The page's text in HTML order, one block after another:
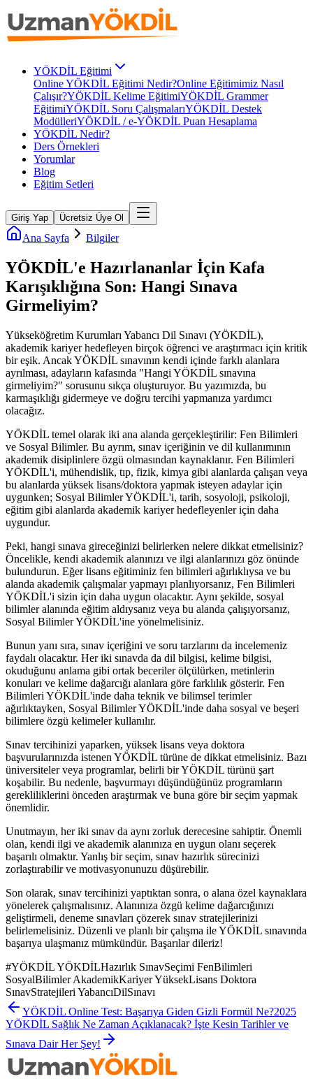
YÖKDİL Eğitimi
Online YÖKDİL Eğitimi Nedir?Online Eğitimimiz Nasıl
Çalışır?YÖKDİL Kelime EğitimiYÖKDİL Grammer
EğitimiYÖKDİL Soru ÇalışmalarıYÖKDİL Destek
ModülleriYÖKDİL / e-YÖKDİL Puan Hesaplama
YÖKDİL Nedir?
Ders Örnekleri
Yorumlar
Blog
Eğitim Setleri
Giriş Yap Ücretsiz Üye Ol
Ana Sayfa Bilgiler
YÖKDİL'e Hazırlananlar İçin Kafa
Karışıklığına Son: Hangi Sınava
Girmeliyim?
Yükseköğretim Kurumları Yabancı Dil Sınavı (YÖKDİL),
akademik kariyer hedefleyen birçok öğrenci ve araştırmacı için kritik
bir eşik. Ancak YÖKDİL sınavının kendi içinde farklı alanlara
ayrılması, adayların kafasında "Hangi YÖKDİL sınavına
girmeliyim?" sorusunu sıkça oluşturuyor. Bu yazımızda, bu
karmaşıklığı gidermeye ve doğru tercihi yapmanıza yardımcı
olacağız.
YÖKDİL temel olarak iki ana alanda gerçekleştirilir: Fen Bilimleri
ve Sosyal Bilimler. Bu ayrım, sınav içeriğinin ve dil kullanımının
akademik disiplinlere özgü olmasından kaynaklanır. Fen Bilimleri
YÖKDİL'i, mühendislik, tıp, fizik, kimya gibi alanlarda çalışan veya
bu alanlarda yüksek lisans/doktora yapmak isteyen adaylar için
uygunken; Sosyal Bilimler YÖKDİL'i, tarih, sosyoloji, psikoloji,
eğitim gibi alanlarda akademik kariyer hedefleyenler için daha
uygundur.
Peki, hangi sınava gireceğinizi belirlerken nelere dikkat etmelisiniz?
Öncelikle, kendi akademik alanınızı ve ilgi alanlarınızı göz önünde
bulundurun. Eğer lisans eğitiminiz fen bilimleri ağırlıklıysa ve bu
alanda akademik çalışmalar yapmayı planlıyorsanız, Fen Bilimleri
YÖKDİL'i sizin için daha uygun olacaktır. Aynı şekilde, sosyal
bilimler alanında eğitim aldıysanız veya bu alanda çalışıyorsanız,
Sosyal Bilimler YÖKDİL'ine yönelmelisiniz.
Bunun yanı sıra, sınav içeriğini ve soru tarzlarını da incelemeniz
faydalı olacaktır. Her iki sınavda da dil bilgisi, kelime bilgisi,
okuduğunu anlama gibi ortak beceriler ölçülürken, metinlerin
konuları ve kelime dağarcığı alanlara göre farklılık gösterir. Fen
Bilimleri YÖKDİL'inde daha teknik ve bilimsel terimler
ağırlıktayken, Sosyal Bilimler YÖKDİL'inde daha sosyal ve beşeri
bilimlere özgü kelimeler kullanılır.
Sınav tercihinizi yaparken, yüksek lisans veya doktora
başvurularınızda istenen YÖKDİL türüne de dikkat etmelisiniz. Bazı
üniversiteler veya programlar, belirli bir YÖKDİL türünü şart
koşabilir. Bu nedenle, başvurmayı düşündüğünüz programların
gerekliliklerini önceden araştırmak ve buna göre bir seçim yapmak
önemlidir.
Unutmayın, her iki sınav da aynı zorluk derecesine sahiptir. Önemli
olan, kendi ilgi ve akademik alanınıza en uygun olanı seçerek
başarılı olmaktır. Yanlış bir seçim, sınav hazırlık sürecinizi
zorlaştırabilir ve motivasyonunuzu düşürebilir.
Son olarak, sınav tercihinizi yaptıktan sonra, o alana özel kaynaklara
yönelerek çalışmalısınız. Alanınıza özgü kelime dağarcığınızı
geliştirmeli, deneme sınavları çözerek sınav stratejilerinizi
belirlemelisiniz. Düzenli ve planlı bir çalışma ile YÖKDİL sınavında
başarıya ulaşmanız mümkündür. Başarılar dileriz!
#YÖKDİL YÖKDİLHazırlık SınavSeçimi FenBilimleri
SosyalBilimler AkademikKariyer YüksekLisans Doktora
SınavStratejileri YabancıDilSınavı
YÖKDİL Online Test: Başarıya Giden Gizli Formül Ne?2025
YÖKDİL Sağlık Ne Zaman Açıklanacak? İşte Kesin Tarihler ve
Sınava Dair Her Şey!